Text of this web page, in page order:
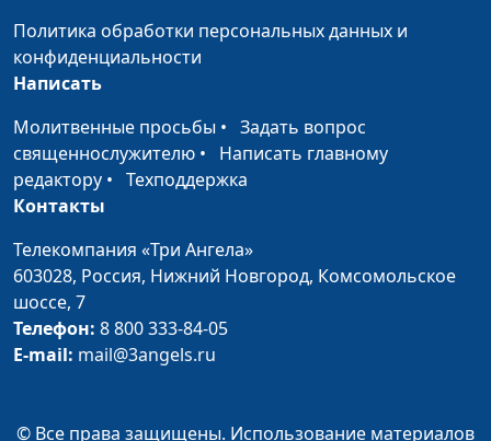
Политика обработки персональных данных и
конфиденциальности
Написать
Молитвенные просьбы • Задать вопрос
священнослужителю • Написать главному
редактору • Техподдержка
Контакты
Телекомпания «Три Ангела»
603028, Россия, Нижний Новгород, Комсомольское
шоссе, 7
Телефон: 8 800 333-84-05
E-mail: mail@3angels.ru
© Все права защищены. Использование материалов